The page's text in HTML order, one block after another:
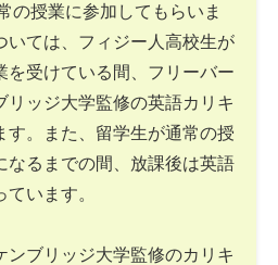
の授業に参加してもらいま
いては、フィジー人高校生が
を受けている間、フリーバー
リッジ大学監修の英語カリキ
す。また、留学生が通常の授
なるまでの間、放課後は英語
います。
ンブリッジ大学監修のカリキ